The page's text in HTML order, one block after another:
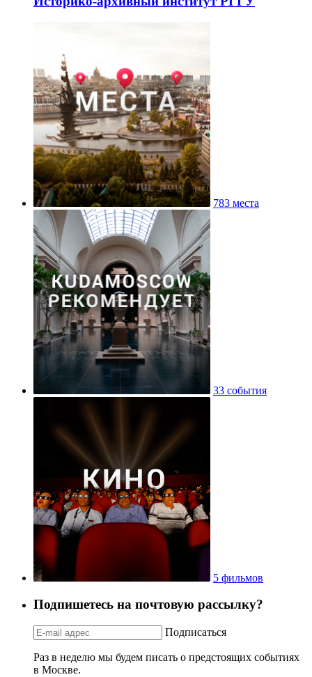
783 места
33 события
5 фильмов
Подпишетесь на почтовую рассылку?
Подписаться
Раз в неделю мы будем писать о предстоящих событиях
в Москве.